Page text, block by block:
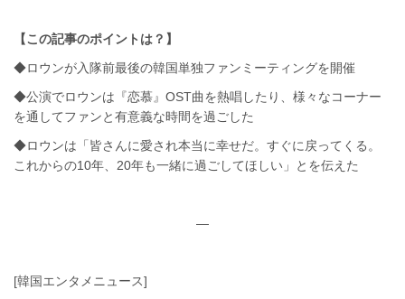
【この記事のポイントは？】
◆ロウンが入隊前最後の韓国単独ファンミーティングを開催
◆公演でロウンは『恋慕』OST曲を熱唱したり、様々なコーナー
を通してファンと有意義な時間を過ごした
◆ロウンは「皆さんに愛され本当に幸せだ。すぐに戻ってくる。
これからの10年、20年も一緒に過ごしてほしい」とを伝えた
—
[韓国エンタメニュース]